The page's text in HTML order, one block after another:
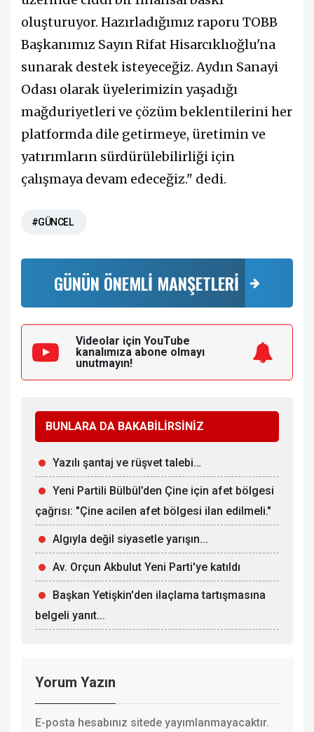
oluşturuyor. Hazırladığımız raporu TOBB
Başkanımız Sayın Rifat Hisarcıklıoğlu'na
sunarak destek isteyeceğiz. Aydın Sanayi
Odası olarak üyelerimizin yaşadığı
mağduriyetleri ve çözüm beklentilerini her
platformda dile getirmeye, üretimin ve
yatırımların sürdürülebilirliği için
çalışmaya devam edeceğiz." dedi.
#GÜNCEL
GÜNÜN ÖNEMLİ MANŞETLERİ
Videolar için YouTube
kanalımıza abone olmayı
unutmayın!
BUNLARA DA BAKABİLİRSİNİZ
Yazılı şantaj ve rüşvet talebi…
Yeni Partili Bülbül’den Çine için afet bölgesi
çağrısı: "Çine acilen afet bölgesi ilan edilmeli."
Algıyla değil siyasetle yarışın...
Av. Orçun Akbulut Yeni Parti'ye katıldı
Başkan Yetişkin'den ilaçlama tartışmasına
belgeli yanıt...
Yorum Yazın
E-posta hesabınız sitede yayımlanmayacaktır.